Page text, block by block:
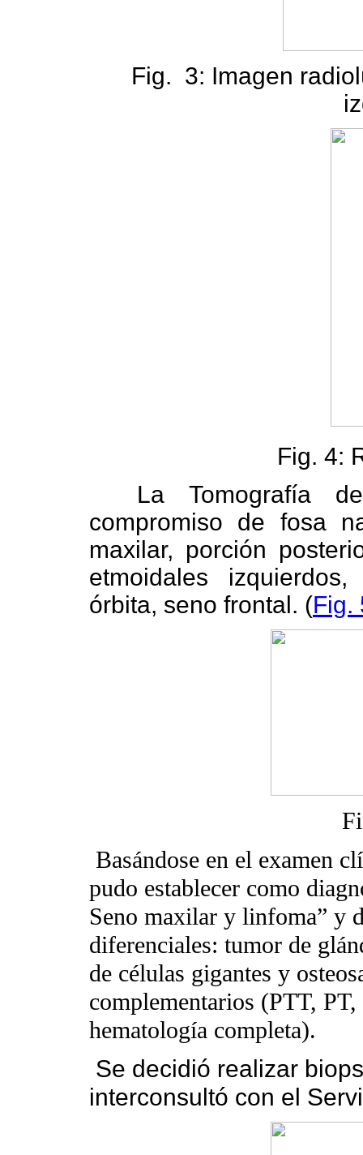
Fig. 3: Imagen
Fig. 4:
La Tomografía
compromiso de fosa
maxilar, porción
etmoidales
órbita, seno frontal. (Fig.
Basándose en el examen
pudo establecer como
Seno maxilar y linfoma” y
diferenciales: tumor de
de células gigantes y
complementarios (PTT,
hematología completa).
Se decidió realizar
interconsultó con el